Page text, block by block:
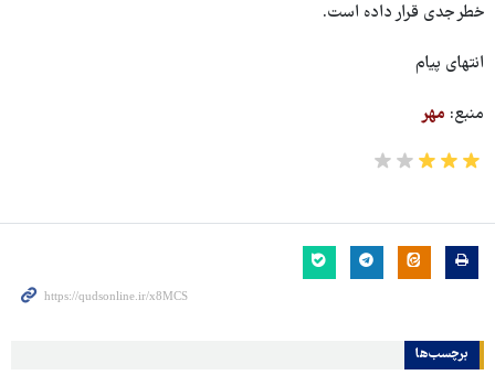
خطر جدی قرار داده است.
انتهای پیام
منبع: مهر
برچسب‌ها